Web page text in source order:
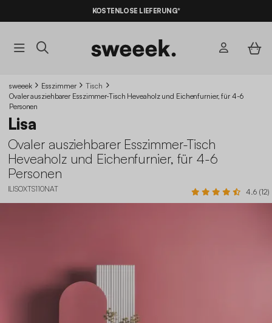
AUF DER SCHNÄPPCHEN* MIT DEM CODE
KOSTENLOSE LIEFERUNG*
sweeek Esszimmer
Tisch
Ovaler ausziehbarer Esszimmer-Tisch Heveaholz und Eichenfurnier, für 4-6
Personen
Lisa
Ovaler ausziehbarer Esszimmer-Tisch
Heveaholz und Eichenfurnier, für 4-6
Personen
ILISOXTS110NAT 4.6 (12)